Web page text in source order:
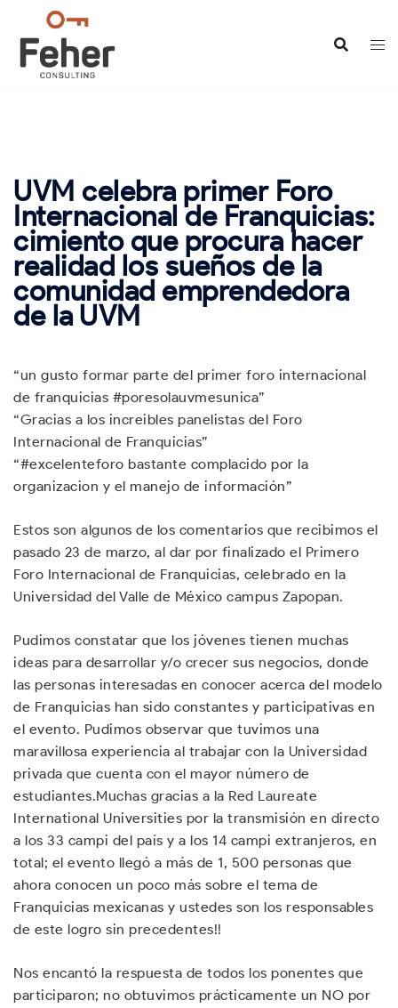
contenido
UVM celebra primer Foro
Internacional de Franquicias:
cimiento que procura hacer
realidad los sueños de la
comunidad emprendedora
de la UVM
“un gusto formar parte del primer foro internacional
de franquicias #poresolauvmesunica”
“Gracias a los increibles panelistas del Foro
Internacional de Franquicias”
“#excelenteforo bastante complacido por la
organizacion y el manejo de información”
Estos son algunos de los comentarios que recibimos el
pasado 23 de marzo, al dar por finalizado el Primero
Foro Internacional de Franquicias, celebrado en la
Universidad del Valle de México campus Zapopan.
Pudimos constatar que los jóvenes tienen muchas
ideas para desarrollar y/o crecer sus negocios, donde
las personas interesadas en conocer acerca del modelo
de Franquicias han sido constantes y participativas en
el evento. Pudimos observar que tuvimos una
maravillosa experiencia al trabajar con la Universidad
privada que cuenta con el mayor número de
estudiantes.Muchas gracias a la Red Laureate
International Universities por la transmisión en directo
a los 33 campi del país y a los 14 campi extranjeros, en
total; el evento llegó a más de 1, 500 personas que
ahora conocen un poco más sobre el tema de
Franquicias mexicanas y ustedes son los responsables
de este logro sin precedentes!!
Nos encantó la respuesta de todos los ponentes que
participaron; no obtuvimos prácticamente un NO por